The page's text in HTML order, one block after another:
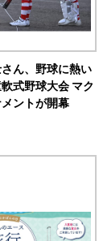
ん、野球に熱い
式野球大会 マク
ントが開幕